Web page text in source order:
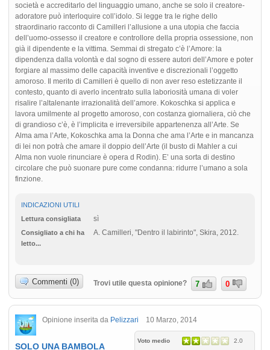
società e accreditarlo del linguaggio umano, anche se solo il creatore-
adoratore può interloquire coll’idolo. Si legge tra le righe dello
straordinario racconto di Camilleri l’allusione a una utopia che faccia
dell’uomo-ossesso il creatore e controllore della propria ossessione, non
già il dipendente e la vittima. Semmai di stregato c’è l’Amore: la
dipendenza dalla volontà e dal sogno di essere autori dell’Amore e poter
forgiare al massimo delle capacità inventive e discrezionali l’oggetto
amoroso. Il merito di Camilleri è quello di non aver reso estetizzante il
contesto, quanto di averlo incentrato sulla laboriosità umana di voler
risalire l’altalenante irrazionalità dell’amore. Kokoschka si applica e
lavora umilmente al progetto amoroso, con costanza giornaliera, ciò che
di grandioso c’è, è l’implicita e irreversibile appartenenza all’Arte. Se
Alma ama l’Arte, Kokoschka ama la Donna che ama l’Arte e in mancanza
di lei non potrà che amare il doppio dell’Arte (il busto di Mahler a cui
Alma non vuole rinunciare è opera d Rodin). E’ una sorta di destino
circolare che può suonare pure come condanna: ridurre l’umano a sola
finzione.
INDICAZIONI UTILI
Lettura consigliata
sì
Consigliato a chi ha
letto...
A. Camilleri, "Dentro il labirinto", Skira, 2012.
Commenti (0) Trovi utile questa opinione? 7 0
Opinione inserita da Pelizzari 10 Marzo, 2014
Voto medio 2.0
SOLO UNA BAMBOLA